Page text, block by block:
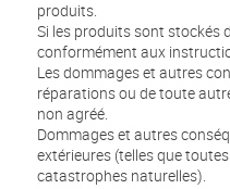
produits.
Si les produits sont stockés
conformément aux
Les dommages et autres
réparations ou de toute
non agréé.
Dommages et autres
extérieures (telles que
catastrophes naturelles).